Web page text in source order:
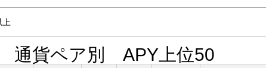
上
通貨ペア別 APY上位50